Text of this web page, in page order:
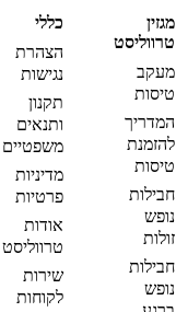
מגזין
טרווליסט
מעקב
טיסות
המדריך
להזמנת
טיסות
חבילות
נופש
זולות
חבילות
נופש
כללי
הצהרת
נגישות
תקנון
ותנאים
משפטיים
מדיניות
פרטיות
אודות
טרווליסט
שירות
לקוחות